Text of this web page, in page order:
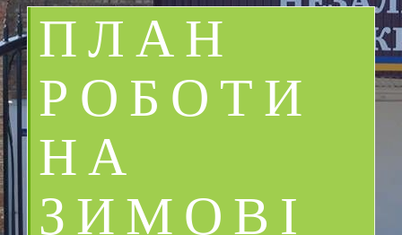
ПЛАН
РОБОТИ
НА